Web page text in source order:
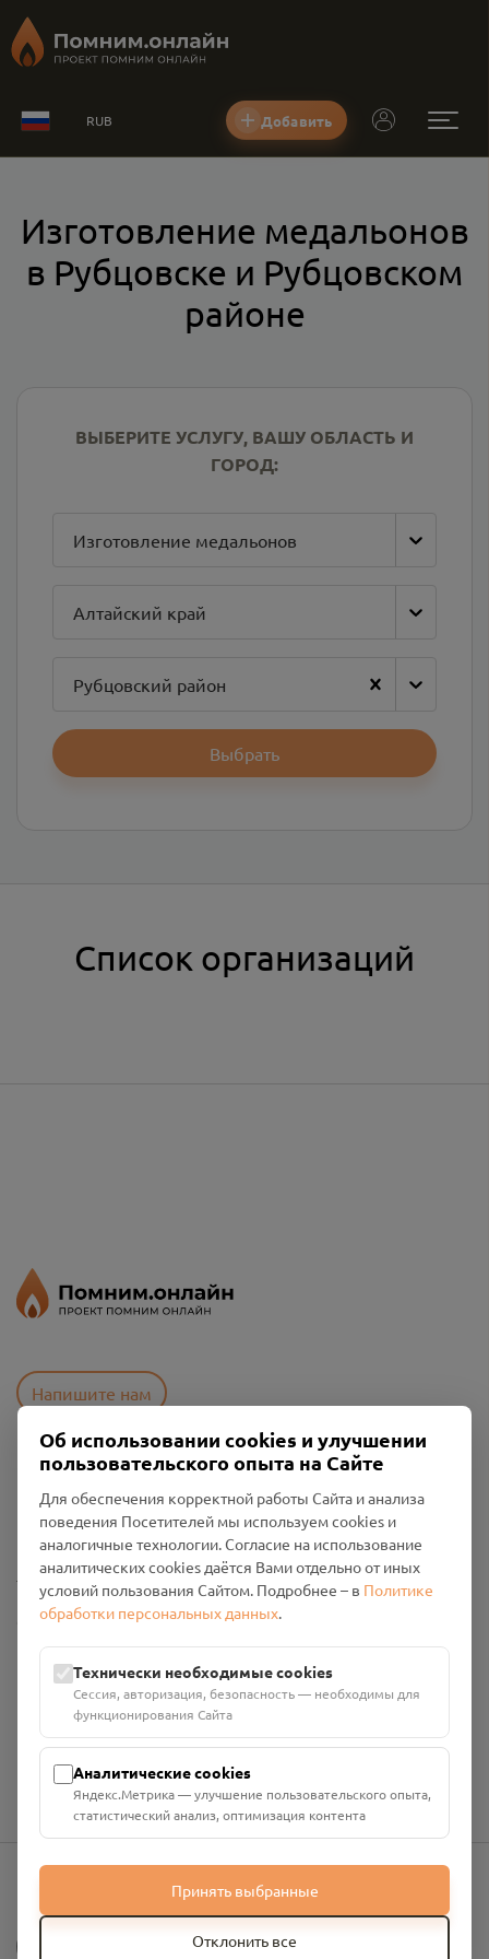
RUB Добавить
Изготовление медальонов
в Рубцовске и Рубцовском
районе
ВЫБЕРИТЕ УСЛУГУ, ВАШУ ОБЛАСТЬ И
ГОРОД:
Изготовление медальонов
Алтайский край
Рубцовский район
Выбрать
Список организаций
Напишите нам
Политика конфиденциальности
Промо-материалы
Настройки cookies
Общество с ограниченной ответственностью «Смоленский
Проект Помним»
ИНН: 6700029207 ОГРН: 1256700001986
Юридический адрес: 216790, Смоленская область, р-н
Руднянский, г. Рудня, улица Западная, д. 26А, пом. 18
Номер счёта: 40702810901130004287 в АО "АЛЬФА-БАНК"
info@pomnim.online
Об использовании cookies и улучшении
пользовательского опыта на Сайте
Для обеспечения корректной работы Сайта и анализа
поведения Посетителей мы используем cookies и
аналогичные технологии. Согласие на использование
аналитических cookies даётся Вами отдельно от иных
условий пользования Сайтом. Подробнее – в Политике
обработки персональных данных.
Технически необходимые cookies
Сессия, авторизация, безопасность — необходимы для
функционирования Сайта
Аналитические cookies
Яндекс.Метрика — улучшение пользовательского опыта,
статистический анализ, оптимизация контента
Принять выбранные
Отклонить все